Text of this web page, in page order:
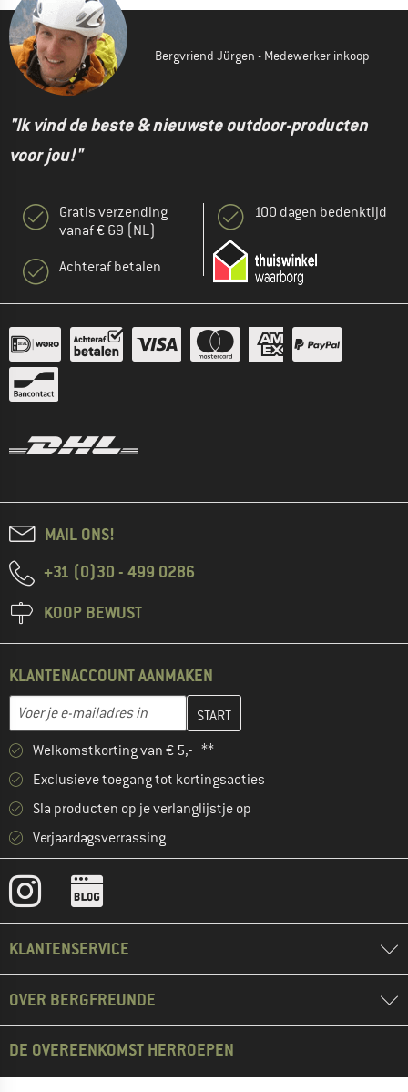
Bergvriend Jürgen - Medewerker inkoop
"Ik vind de beste & nieuwste outdoor-producten
voor jou!"
Gratis verzending
vanaf € 69 (NL)
Achteraf betalen
100 dagen bedenktijd
MAIL ONS!
+31 (0)30 - 499 0286
KOOP BEWUST
KLANTENACCOUNT AANMAKEN
E-mailadres
Vul je e-mailadres hier in en maak in de volgende stap je
Welkomstkorting van € 5,- **
Exclusieve toegang tot kortingsacties
Sla producten op je verlanglijstje op
Verjaardagsverrassing
KLANTENSERVICE
OVER BERGFREUNDE
DE OVEREENKOMST HERROEPEN